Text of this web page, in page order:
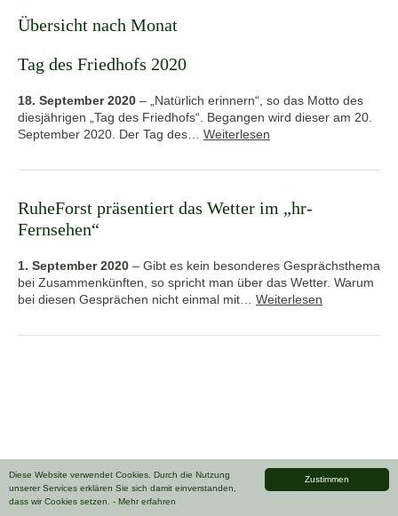
Zustimmen
Diese Website verwendet Cookies. Durch die Nutzung
unserer Services erklären Sie sich damit einverstanden,
dass wir Cookies setzen. - Mehr erfahren
Übersicht nach Monat
Tag des Friedhofs 2020
18. September 2020 – „Natürlich erinnern“, so das Motto des
diesjährigen „Tag des Friedhofs“. Begangen wird dieser am 20.
September 2020. Der Tag des… Weiterlesen
RuheForst präsentiert das Wetter im „hr-
Fernsehen“
1. September 2020 – Gibt es kein besonderes Gesprächsthema
bei Zusammenkünften, so spricht man über das Wetter. Warum
bei diesen Gesprächen nicht einmal mit… Weiterlesen